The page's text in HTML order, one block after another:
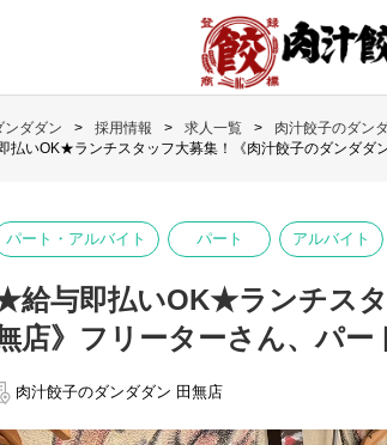
ンダダン 採用情報 求人一覧
肉汁餃子のダン
払いOK★ランチスタッフ大募集！《肉汁餃子のダンダダ
パート・アルバイト パート アルバイト
給与即払いOK★ランチス
店》フリーターさん、パー
肉汁餃子のダンダダン 田無店